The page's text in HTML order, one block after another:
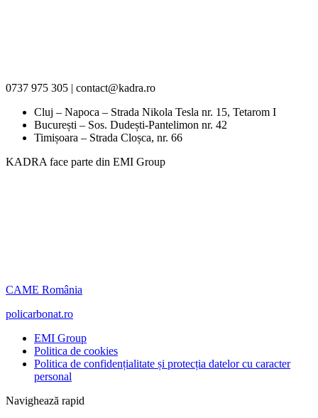
0737 975 305 | contact@kadra.ro
Cluj – Napoca – Strada Nikola Tesla nr. 15, Tetarom I
București – Sos. Dudești-Pantelimon nr. 42
Timișoara – Strada Cloșca, nr. 66
KADRA face parte din EMI Group
CAME România
policarbonat.ro
EMI Group
Politica de cookies
Politica de confidențialitate și protecția datelor cu caracter
personal
Navighează rapid